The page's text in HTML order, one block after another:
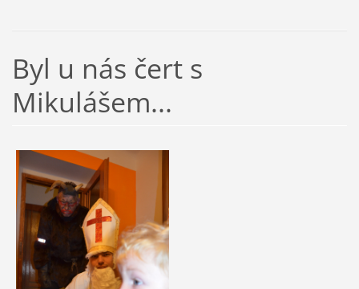
Byl u nás čert s
Mikulášem...